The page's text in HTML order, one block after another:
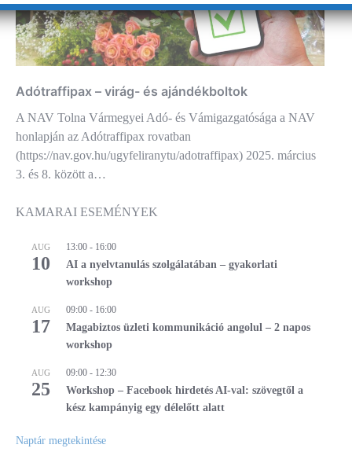
Adótraffipax – virág- és ajándékboltok
A NAV Tolna Vármegyei Adó- és Vámigazgatósága a NAV
honlapján az Adótraffipax rovatban
(https://nav.gov.hu/ugyfeliranytu/adotraffipax) 2025. március
3. és 8. között a…
KAMARAI ESEMÉNYEK
AUG
10
13:00 - 16:00
AI a nyelvtanulás szolgálatában – gyakorlati
workshop
AUG
17
09:00 - 16:00
Magabiztos üzleti kommunikáció angolul – 2 napos
workshop
AUG
25
09:00 - 12:30
Workshop – Facebook hirdetés AI-val: szövegtől a
kész kampányig egy délelőtt alatt
Naptár megtekintése